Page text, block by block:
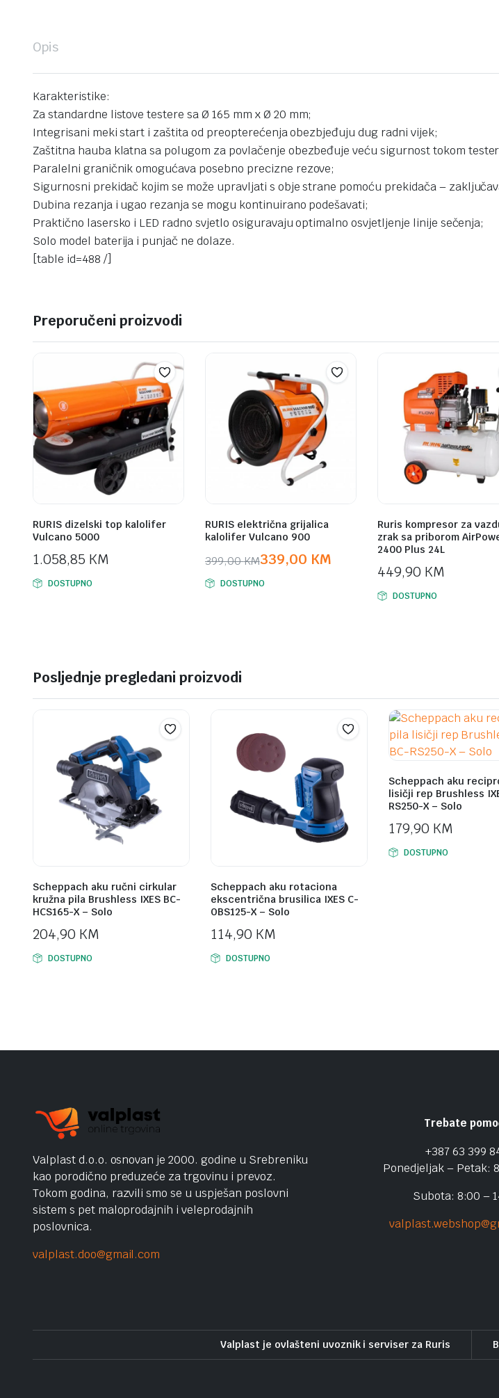
Opis
Karakteristike:
Za standardne listove testere sa Ø 165 mm x Ø 20 mm;
Integrisani meki start i zaštita od preopterećenja obezbjeđuju dug radni vijek;
Zaštitna hauba klatna sa polugom za povlačenje obezbeđuje veću sigurnost tokom
Paralelni graničnik omogućava posebno precizne rezove;
Sigurnosni prekidač kojim se može upravljati s obje strane pomoću prekidača –
Dubina rezanja i ugao rezanja se mogu kontinuirano podešavati;
Praktično lasersko i LED radno svjetlo osiguravaju optimalno osvjetljenje linije sečenja;
Solo model baterija i punjač ne dolaze.
[table id=488 /]
Preporučeni proizvodi
RURIS dizelski top kalolifer
Vulcano 5000
1.058,85 KM
DOSTUPNO
RURIS električna grijalica
kalolifer Vulcano 900
399,00KM
Original
price
339,00 KM
Current
price
DOSTUPNO
Ruris kompresor za
zrak sa priborom
2400 Plus 24L
449,90 KM
DOSTUPNO
Posljednje pregledani proizvodi
Scheppach aku ručni cirkular
kružna pila Brushless IXES BC-
HCS165-X – Solo
204,90 KM
DOSTUPNO
Scheppach aku rotaciona
ekscentrična brusilica IXES C-
OBS125-X – Solo
114,90 KM
DOSTUPNO
Scheppach aku
lisičji rep Brushless
RS250-X – Solo
179,90 KM
DOSTUPNO
Valplast d.o.o. osnovan je 2000. godine u Srebreniku
kao porodično preduzeće za trgovinu i prevoz.
Tokom godina, razvili smo se u uspješan poslovni
sistem s pet maloprodajnih i veleprodajnih
poslovnica.
valplast.doo@gmail.com
Trebate
+387 63 399
Ponedjeljak – Petak:
Subota: 8:00 –
Valplast je ovlašteni uvoznik i serviser za Ruris